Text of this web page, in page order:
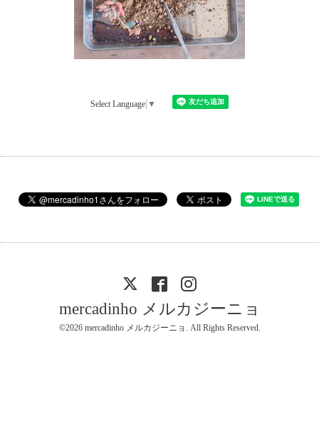
Select Language ▼
mercadinho メルカジーニョ
©2026 mercadinho メルカジーニョ . All Rights Reserved.